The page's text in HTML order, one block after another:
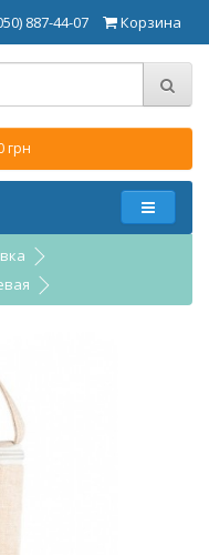
Корзина
887-44-07
грн